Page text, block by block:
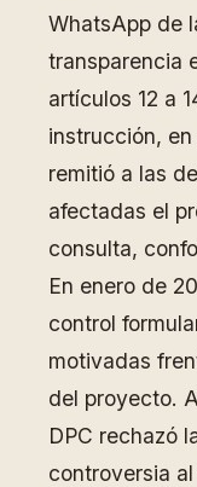
WhatsApp de
transparencia
artículos 12 a
instrucción,
remitió a las
afectadas el
consulta,
En enero de
control
motivadas
del proyecto.
DPC rechazó
controversia